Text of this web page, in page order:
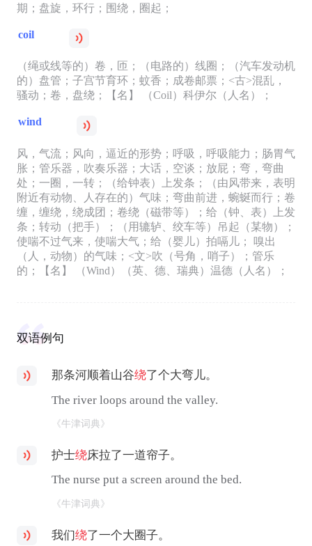
期；盘旋，环行；围绕，圈起；
coil
（绳或线等的）卷，匝；（电路的）线圈；（汽车发动机
的）盘管；子宫节育环；蚊香；成卷邮票；<古>混乱，
骚动；卷，盘绕；【名】 （Coil）科伊尔（人名）；
wind
风，气流；风向，逼近的形势；呼吸，呼吸能力；肠胃气
胀；管乐器，吹奏乐器；大话，空谈；放屁；弯，弯曲
处；一圈，一转；（给钟表）上发条；（由风带来，表明
附近有动物、人存在的）气味；弯曲前进，蜿蜒而行；卷
缠，缠绕，绕成团；卷绕（磁带等）；给（钟、表）上发
条；转动（把手）；（用辘轳、绞车等）吊起（某物）；
使喘不过气来，使喘大气；给（婴儿）拍嗝儿； 嗅出
（人，动物）的气味；<文>吹（号角，哨子）；管乐
的；【名】 （Wind）（英、德、瑞典）温德（人名）；
双语例句
那条河顺着山谷绕了个大弯儿。
The river loops around the valley.
《牛津词典》
护士绕床拉了一道帘子。
The nurse put a screen around the bed.
《牛津词典》
我们绕了一个大圈子。